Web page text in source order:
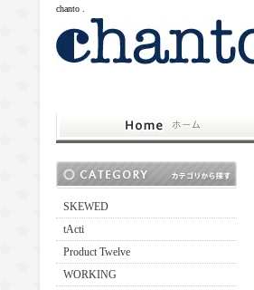
chanto .
SKEWED
tActi
Product Twelve
WORKING